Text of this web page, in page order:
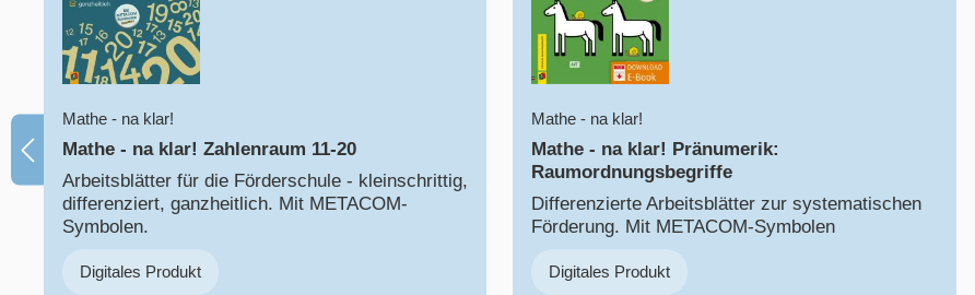
Mathe - na klar!
Mathe - na klar! Zahlenraum 11-20
Arbeitsblätter für die Förderschule - kleinschrittig,
differenziert, ganzheitlich. Mit METACOM-
Symbolen.
Digitales Produkt
Mathe - na klar!
Mathe - na klar! Pränumerik:
Raumordnungsbegriffe
Differenzierte Arbeitsblätter zur systematischen
Förderung. Mit METACOM-Symbolen
Digitales Produkt